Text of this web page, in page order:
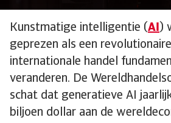
Kunstmatige intelligentie (AI)
geprezen als een
internationale handel
veranderen. De
schat dat generatieve AI
biljoen dollar aan de